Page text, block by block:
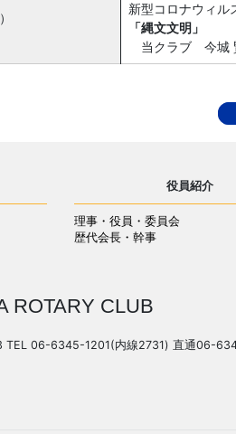
新型コロナウィル
「縄文文明」
当クラブ 今城
役員紹介
理事・役員・委員会
歴代会長・幹事
ROTARY CLUB
TEL 06-6345-1201(内線2731) 直通06-